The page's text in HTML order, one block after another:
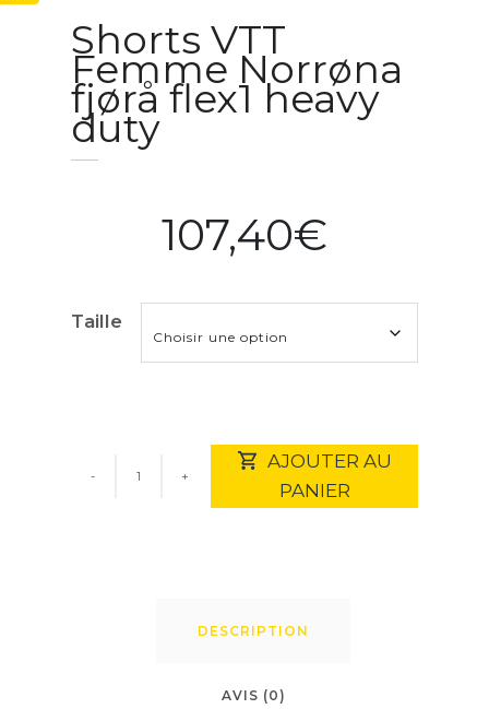
Shorts VTT
Femme Norrøna
fjørå flex1 heavy
duty
107,40€
Taille
AJOUTER AU
PANIER
DESCRIPTION
AVIS (0)